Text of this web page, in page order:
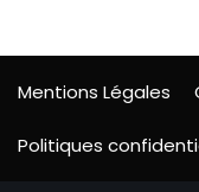
Mentions Légales
Politiques